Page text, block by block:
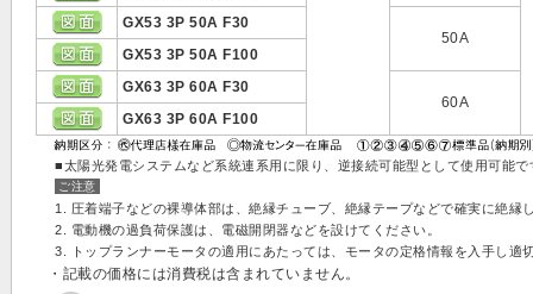
GX53 3P 50A F30
50A
GX53 3P 50A F100
GX63 3P 60A F30
60A
GX63 3P 60A F100
■太陽光発電システムなど系統連系用に限り、逆接続可能型として使用可能で
ご注意
1. 圧着端子などの裸導体部は、絶縁チューブ、絶縁テープなどで確実に絶縁
2. 電動機の過負荷保護は、電磁開閉器などを設けてください。
3. トップランナーモータの適用にあたっては、モータの定格情報を入手し適
・記載の価格には消費税は含まれていません。